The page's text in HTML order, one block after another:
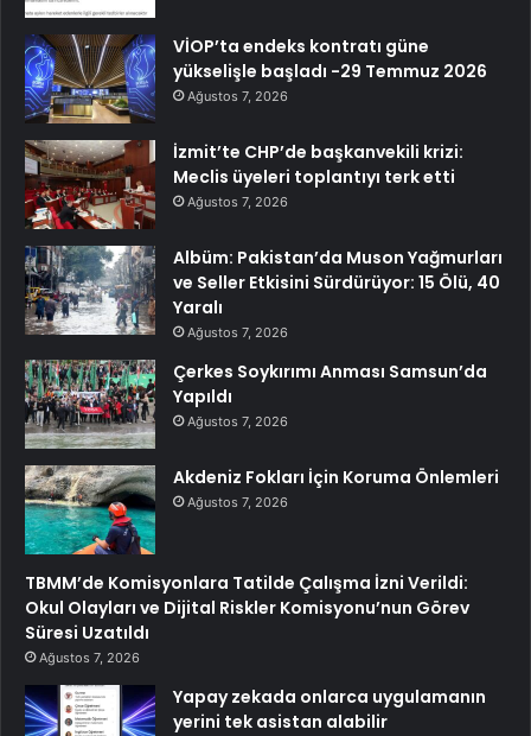
VİOP’ta endeks kontratı güne
yükselişle başladı -29 Temmuz 2026
Ağustos 7, 2026
İzmit’te CHP’de başkanvekili krizi:
Meclis üyeleri toplantıyı terk etti
Ağustos 7, 2026
Albüm: Pakistan’da Muson Yağmurları
ve Seller Etkisini Sürdürüyor: 15 Ölü, 40
Yaralı
Ağustos 7, 2026
Çerkes Soykırımı Anması Samsun’da
Yapıldı
Ağustos 7, 2026
Akdeniz Fokları İçin Koruma Önlemleri
Ağustos 7, 2026
TBMM’de Komisyonlara Tatilde Çalışma İzni Verildi:
Okul Olayları ve Dijital Riskler Komisyonu’nun Görev
Süresi Uzatıldı
Ağustos 7, 2026
Yapay zekada onlarca uygulamanın
yerini tek asistan alabilir